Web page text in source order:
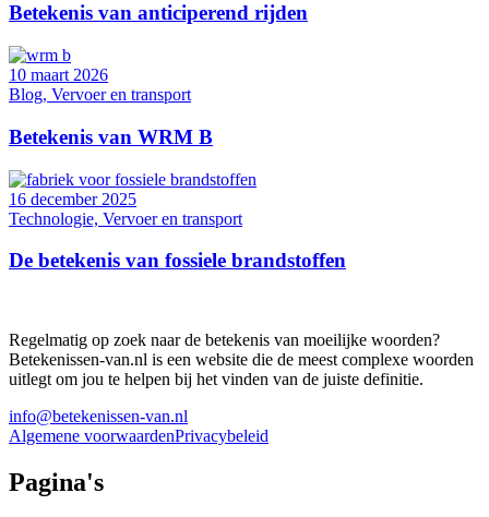
Betekenis van anticiperend rijden
10 maart 2026
Blog, Vervoer en transport
Betekenis van WRM B
16 december 2025
Technologie, Vervoer en transport
De betekenis van fossiele brandstoffen
Regelmatig op zoek naar de betekenis van moeilijke woorden?
Betekenissen-van.nl is een website die de meest complexe woorden
uitlegt om jou te helpen bij het vinden van de juiste definitie.
info@betekenissen-van.nl
Algemene voorwaardenPrivacybeleid
Pagina's